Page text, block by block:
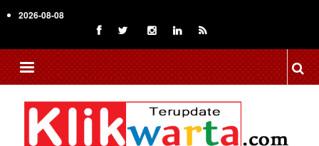
to
content
2026-08-08